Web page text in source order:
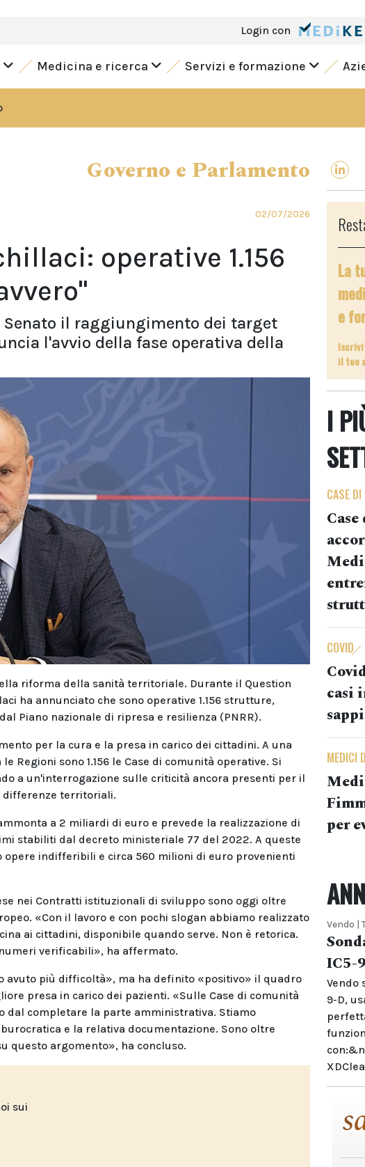
Login con
Medicina e ricerca Servizi e formazione
Governo e Parlamento
02/07/2026
operative 1.156
il raggiungimento dei target
l'avvio della fase operativa della
riforma della sanità territoriale. Durante il Question
ha annunciato che sono operative 1.156 strutture,
Piano nazionale di ripresa e resilienza (PNRR).
per la cura e la presa in carico dei cittadini. A una
sono 1.156 le Case di comunità operative. Si
a un'interrogazione sulle criticità ancora presenti per il
differenze territoriali.
a 2 miliardi di euro e prevede la realizzazione di
stabiliti dal decreto ministeriale 77 del 2022. A queste
indifferibili e circa 560 milioni di euro provenienti
nei Contratti istituzionali di sviluppo sono oggi oltre
«Con il lavoro e con pochi slogan abbiamo realizzato
ai cittadini, disponibile quando serve. Non è retorica.
verificabili», ha affermato.
avuto più difficoltà», ma ha definito «positivo» il quadro
presa in carico dei pazienti. «Sulle Case di comunità
dal completare la parte amministrativa. Stiamo
e la relativa documentazione. Sono oltre
questo argomento», ha concluso.
sui
La
e
il tuo
I
CASE
COVID
casi
MEDICI
per
Vendo |
IC5-
Vendo
9-D,